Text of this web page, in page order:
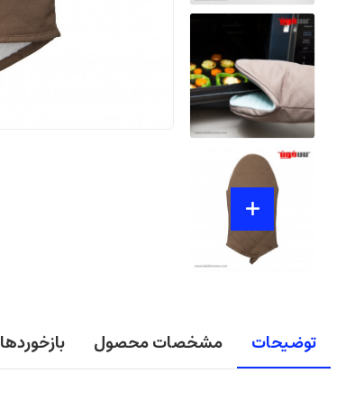
توضیحات مشخصات محصول بازخوردها